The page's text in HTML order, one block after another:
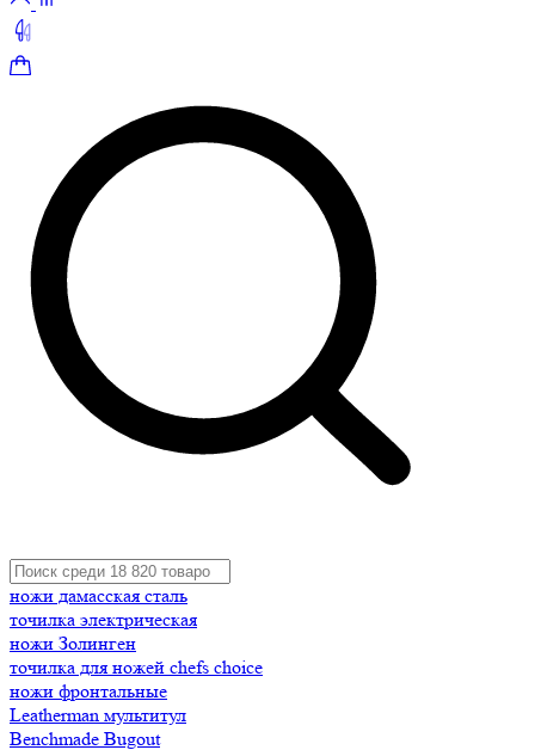
ножи дамасская сталь
точилка электрическая
ножи Золинген
точилка для ножей chefs choice
ножи фронтальные
Leatherman мультитул
Benchmade Bugout